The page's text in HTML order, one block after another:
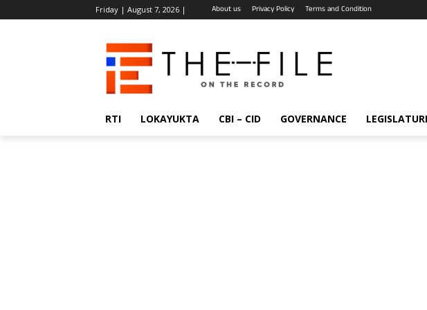
Friday | August 7, 2026 | About us Privacy Policy Terms and Condition
RTI LOKAYUKTA CBI – CID GOVERNANCE